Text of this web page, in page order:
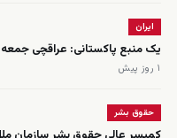
ایران
یک منبع پاکستانی: عراقچی جمعه
۱ روز پیش
حقوق بشر